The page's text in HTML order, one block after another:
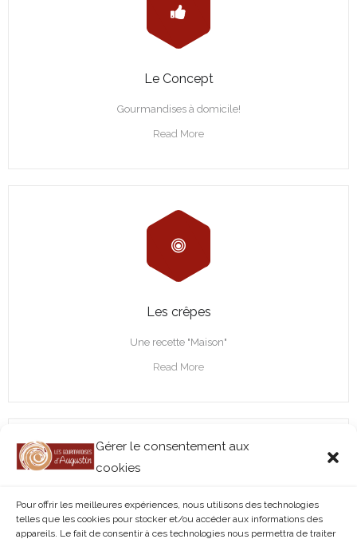
Gérer le consentement aux
cookies
Pour offrir les meilleures expériences, nous utilisons des technologies
telles que les cookies pour stocker et/ou accéder aux informations des
appareils. Le fait de consentir à ces technologies nous permettra de traiter
Le Concept
Gourmandises à domicile!
Read More
Les crêpes
Une recette "Maison"
Read More